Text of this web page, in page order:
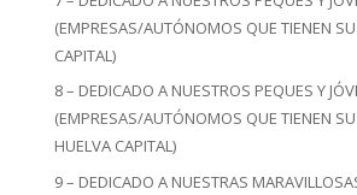
(EMPRESAS/AUTÓNOMOS QUE TIENEN
CAPITAL)
8 – DEDICADO A NUESTROS PEQUES Y
(EMPRESAS/AUTÓNOMOS QUE TIENEN SU
HUELVA CAPITAL)
9 – DEDICADO A NUESTRAS